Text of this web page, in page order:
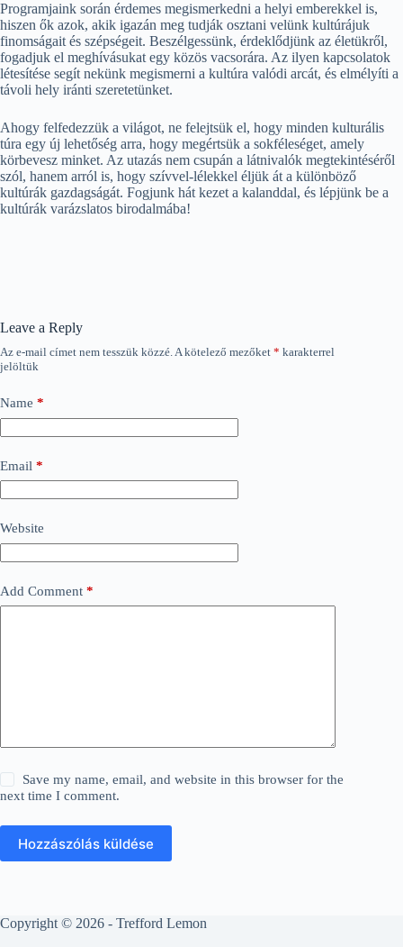
Programjaink során érdemes megismerkedni a helyi emberekkel is,
hiszen ők azok, akik igazán meg tudják osztani velünk kultúrájuk
finomságait és szépségeit. Beszélgessünk, érdeklődjünk az életükről,
fogadjuk el meghívásukat egy közös vacsorára. Az ilyen kapcsolatok
létesítése segít nekünk megismerni a kultúra valódi arcát, és elmélyíti a
távoli hely iránti szeretetünket.
Ahogy felfedezzük a világot, ne felejtsük el, hogy minden kulturális
túra egy új lehetőség arra, hogy megértsük a sokféleséget, amely
körbevesz minket. Az utazás nem csupán a látnivalók megtekintéséről
szól, hanem arról is, hogy szívvel-lélekkel éljük át a különböző
kultúrák gazdagságát. Fogjunk hát kezet a kalanddal, és lépjünk be a
kultúrák varázslatos birodalmába!
Leave a Reply
Az e-mail címet nem tesszük közzé.A kötelező mezőket * karakterrel
jelöltük
Name *
Email *
Website
Add Comment *
Save my name, email, and website in this browser for the
next time I comment.
Hozzászólás küldése
Copyright © 2026 - Trefford Lemon